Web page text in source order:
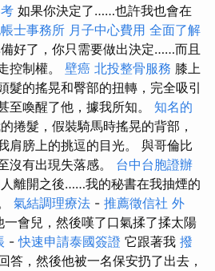
如果你決定了……也許我也會在
士事務所 月子中心費用 全面了解
好了，你只需要做出決定……而且
控制權。 壁癌 北投整骨服務 膝上
髮的搖晃和臀部的扭轉，完全吸引
至喚醒了他，據我所知。 知名的
捲髮，假裝騎馬時搖晃的背部，
肩膀上的挑逗的目光。 與哥倫比
沒有出現失落感。 台中台胞證辦
離開之後……我的秘書在我抽煙的
氣結調理療法 - 推薦徵信社 外
一會兒，然後嘆了口氣揉了揉太陽
-快速申請泰國簽證 它跟著我 撥
答，然後他被一名保安扔了出去，